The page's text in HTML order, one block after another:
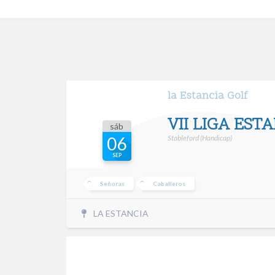
la Estancia Golf
sáb
06
SEP
VII LIGA
Stableford (Handicap)
Señoras Caballeros
LA ESTANCIA